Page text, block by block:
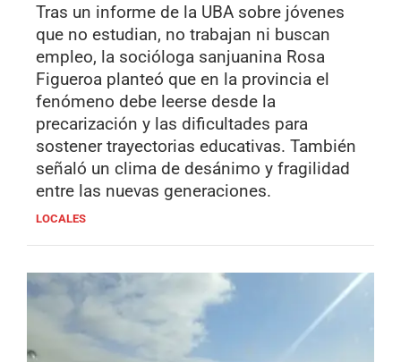
Tras un informe de la UBA sobre jóvenes
que no estudian, no trabajan ni buscan
empleo, la socióloga sanjuanina Rosa
Figueroa planteó que en la provincia el
fenómeno debe leerse desde la
precarización y las dificultades para
sostener trayectorias educativas. También
señaló un clima de desánimo y fragilidad
entre las nuevas generaciones.
LOCALES